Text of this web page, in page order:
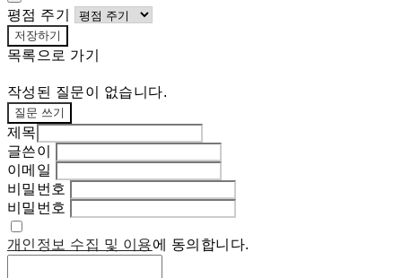
평점 주기
저장하기
목록으로 가기
작성된 질문이 없습니다.
질문 쓰기
제목
글쓴이
이메일
비밀번호
비밀번호
개인정보 수집 및 이용에 동의합니다.